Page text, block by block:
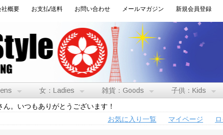
社概要 お支払/送料 お問い合わせ メールマガジン 新規会員登録
女：Ladies 雑貨：Goods 子供：Kids
。いつもありがとうございます！
お気に入り一覧
マイページ